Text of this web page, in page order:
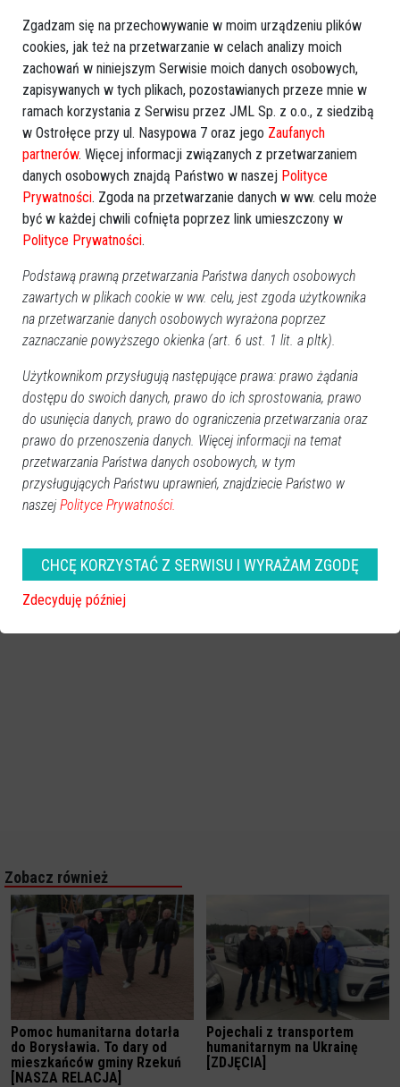
GOOGLE NEWS
Obserwuj nas i otrzymuj nowe wiadomości
Dodaj eOstroleka do obserwowanych źródeł w Google News.
Obserwuj w Google News
REKLAMA
Więcej o:Borysław ,Rzekuń, Ukraina,wojna
Zobacz również
Pomoc humanitarna dotarła
do Borysławia. To dary od
mieszkańców gminy Rzekuń
[NASZA RELACJA]
Pojechali z transportem
humanitarnym na Ukrainę
[ZDJĘCIA]
Zgadzam się na przechowywanie w moim urządzeniu plików
cookies, jak też na przetwarzanie w celach analizy moich
zachowań w niniejszym Serwisie moich danych osobowych,
zapisywanych w tych plikach, pozostawianych przeze mnie w
ramach korzystania z Serwisu przez JML Sp. z o.o., z siedzibą
w Ostrołęce przy ul. Nasypowa 7 oraz jego Zaufanych
partnerów. Więcej informacji związanych z przetwarzaniem
danych osobowych znajdą Państwo w naszej Polityce
Prywatności. Zgoda na przetwarzanie danych w ww. celu może
być w każdej chwili cofnięta poprzez link umieszczony w
Polityce Prywatności.
Podstawą prawną przetwarzania Państwa danych osobowych
zawartych w plikach cookie w ww. celu, jest zgoda użytkownika
na przetwarzanie danych osobowych wyrażona poprzez
zaznaczanie powyższego okienka (art. 6 ust. 1 lit. a pltk).
Użytkownikom przysługują następujące prawa: prawo żądania
dostępu do swoich danych, prawo do ich sprostowania, prawo
do usunięcia danych, prawo do ograniczenia przetwarzania oraz
prawo do przenoszenia danych. Więcej informacji na temat
przetwarzania Państwa danych osobowych, w tym
przysługujących Państwu uprawnień, znajdziecie Państwo w
naszej Polityce Prywatności.
CHCĘ KORZYSTAĆ Z SERWISU I WYRAŻAM ZGODĘ
Zdecyduję później